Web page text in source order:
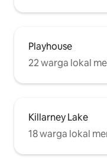
Playhouse
22 warga lokal
Killarney Lake
18 warga lokal